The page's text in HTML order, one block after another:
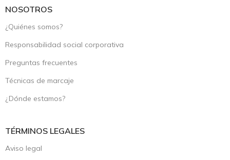
NOSOTROS
¿Quiénes somos?
Responsabilidad social corporativa
Preguntas frecuentes
Técnicas de marcaje
¿Dónde estamos?
TÉRMINOS LEGALES
Aviso legal